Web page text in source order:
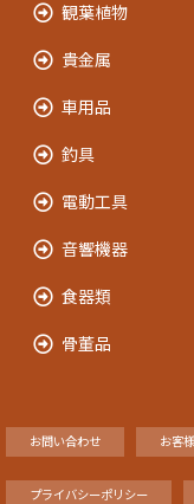
観葉植物
貴金属
車用品
釣具
電動工具
音響機器
食器類
骨董品
お問い合わせ お客
プライバシーポリシー